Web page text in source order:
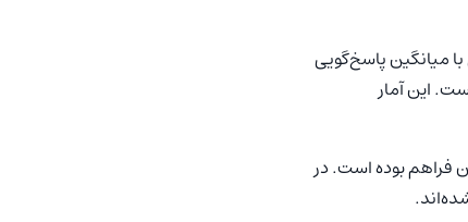
بیش از ۸۰۰۰ گفت‌وگوی پشتیبانی با میانگین پاسخ‌گویی
۲۰ ثانیه پاسخ داده شده است. این آمار
فراهم بوده است. در